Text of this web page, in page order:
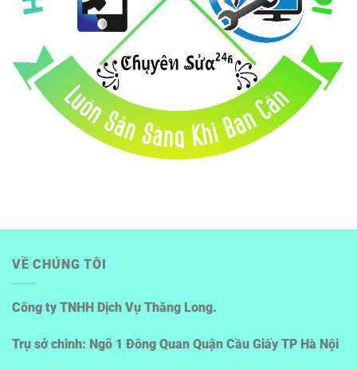
VỀ CHÚNG TÔI
Công ty TNHH Dịch Vụ Thăng Long.
Trụ sở chinh: Ngõ 1 Đông Quan Quận Cầu Giấy TP Hà Nội